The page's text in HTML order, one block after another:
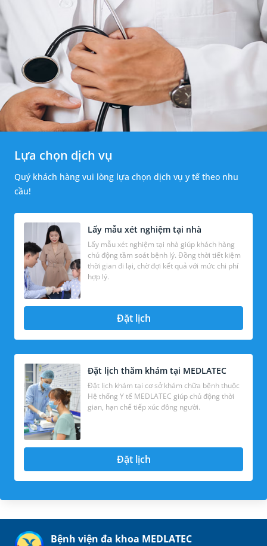
Lựa chọn dịch vụ
Quý khách hàng vui lòng lựa chọn dịch vụ y tế theo nhu
cầu!
Lấy mẫu xét nghiệm tại nhà
Lấy mẫu xét nghiệm tại nhà giúp khách hàng
chủ động tầm soát bệnh lý. Đồng thời tiết kiệm
thời gian đi lại, chờ đợi kết quả với mức chi phí
hợp lý.
Đặt lịch
Đặt lịch thăm khám tại MEDLATEC
Đặt lịch khám tại cơ sở khám chữa bệnh thuộc
Hệ thống Y tế MEDLATEC giúp chủ động thời
gian, hạn chế tiếp xúc đông người.
Đặt lịch
Bệnh viện đa khoa MEDLATEC